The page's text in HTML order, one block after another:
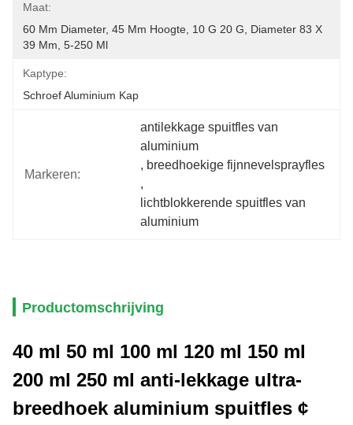
Maat:
60 Mm Diameter, 45 Mm Hoogte, 10 G 20 G, Diameter 83 X
39 Mm, 5-250 Ml
Kaptype:
Schroef Aluminium Kap
Markeren:
antilekkage spuitfles van
aluminium
, breedhoekige fijnnevelsprayfles
,
lichtblokkerende spuitfles van
aluminium
Productomschrijving
40 ml 50 ml 100 ml 120 ml 150 ml
200 ml 250 ml anti-lekkage ultra-
breedhoek aluminium spuitfles ¢